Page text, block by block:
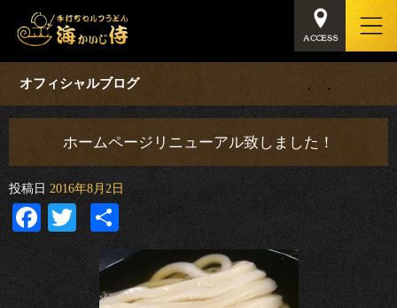
オフィシャルブログ
ホームページリニューアル致しました！
投稿日 2016年8月2日
Facebook
Twitter
有